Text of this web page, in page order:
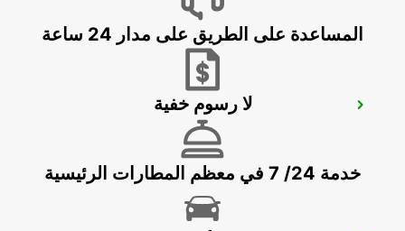
BAIRNSDALE CITY
BAIRNSDALE - AUSTRALIA
المساعدة على الطريق على مدار 24 ساعة
لا رسوم خفية
خدمة 24/ 7 في معظم المطارات الرئيسية